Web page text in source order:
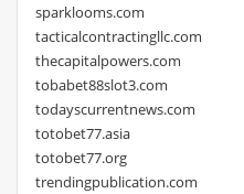
sparklooms.com
tacticalcontractingllc.com
thecapitalpowers.com
tobabet88slot3.com
todayscurrentnews.com
totobet77.asia
totobet77.org
trendingpublication.com